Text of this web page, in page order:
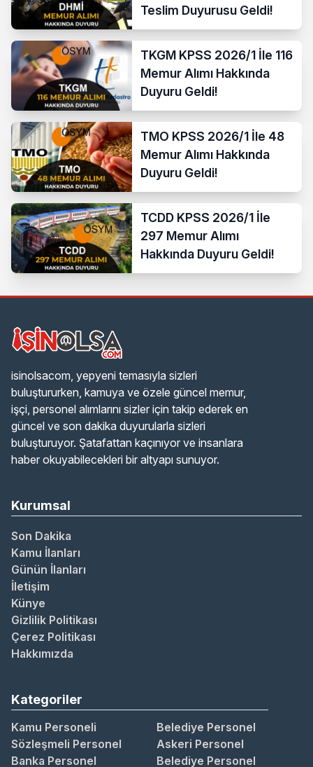
Teslim Duyurusu Geldi!
TKGM KPSS 2026/1 İle 116
Memur Alımı Hakkında
Duyuru Geldi!
TMO KPSS 2026/1 İle 48
Memur Alımı Hakkında
Duyuru Geldi!
TCDD KPSS 2026/1 İle
297 Memur Alımı
Hakkında Duyuru Geldi!
isinolsacom, yepyeni temasıyla sizleri
buluştururken, kamuya ve özele güncel memur,
işçi, personel alımlarını sizler için takip ederek en
güncel ve son dakika duyurularla sizleri
buluşturuyor. Şatafattan kaçınıyor ve insanlara
haber okuyabilecekleri bir altyapı sunuyor.
Kurumsal
Son Dakika
Kamu İlanları
Günün İlanları
İletişim
Künye
Gizlilik Politikası
Çerez Politikası
Hakkımızda
Kategoriler
Kamu Personeli
Belediye Personel
Sözleşmeli Personel
Askeri Personel
Banka Personel
Belediye Personel